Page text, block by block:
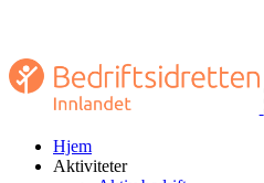
Hjem
Aktiviteter